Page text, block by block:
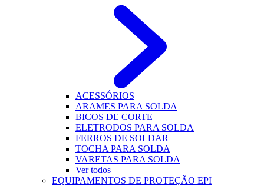
ACESSÓRIOS
ARAMES PARA SOLDA
BICOS DE CORTE
ELETRODOS PARA SOLDA
FERROS DE SOLDAR
TOCHA PARA SOLDA
VARETAS PARA SOLDA
Ver todos
EQUIPAMENTOS DE PROTEÇÃO EPI